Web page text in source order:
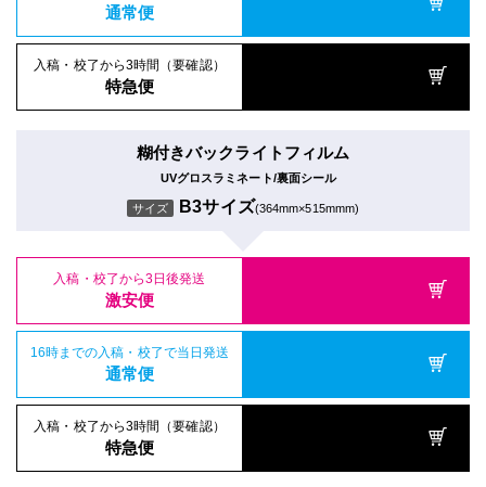
通常便
入稿・校了から3時間（要確認）
特急便
糊付きバックライトフィルム
UVグロスラミネート/裏面シール
サイズ B3サイズ(364mm×515mmm)
入稿・校了から3日後発送
激安便
16時までの入稿・校了で当日発送
通常便
入稿・校了から3時間（要確認）
特急便